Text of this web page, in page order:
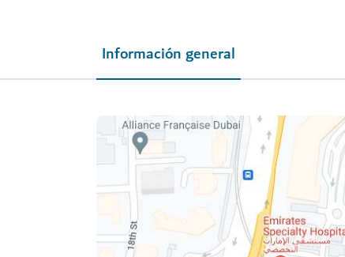
Información general